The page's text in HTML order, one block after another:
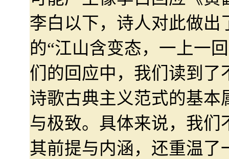
李白以下，诗人对此做
的“江山含变态，一上一
们的回应中，我们读到
诗歌古典主义范式的基
与极致。具体来说，我
其前提与内涵，还重温